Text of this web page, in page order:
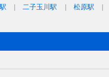
二子玉川駅
松原駅